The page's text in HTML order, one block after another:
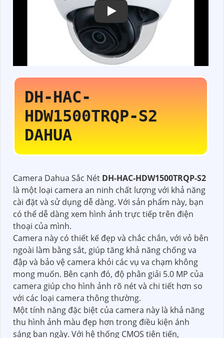
DH-HAC-
HDW1500TRQP-S2
DAHUA
Camera Dahua Sắc Nét DH-HAC-HDW1500TRQP-S2
là một loại camera an ninh chất lượng với khả năng
cài đặt và sử dụng dễ dàng. Với sản phẩm này, bạn
có thể dễ dàng xem hình ảnh trực tiếp trên điện
thoại của mình.
Camera này có thiết kế đẹp và chắc chắn, với vỏ bên
ngoài làm bằng sắt, giúp tăng khả năng chống va
đập và bảo vệ camera khỏi các vụ va chạm không
mong muốn. Bên cạnh đó, độ phân giải 5.0 MP của
camera giúp cho hình ảnh rõ nét và chi tiết hơn so
với các loại camera thông thường.
Một tính năng đặc biệt của camera này là khả năng
thu hình ảnh màu đẹp hơn trong điều kiện ánh
sáng ban ngày. Với hệ thống CMOS tiên tiến,